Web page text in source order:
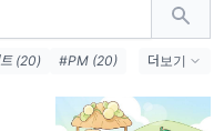
(20)
#PM (20)
#기획 (10)
더보기